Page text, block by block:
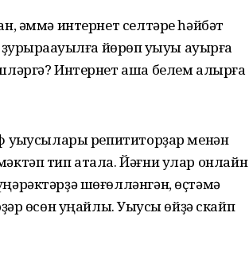
әммә интернет селтәре һәйбәт
йөрөп уҡыуы ауырға
Интернет аша белем алыр­ға
уҡыусылары репититорҙар менән
тип атала. Йәғни улар онлайн
шөғөлләнгән, өҫтәмә
өсөн уңайлы. Уҡыусы өйҙә скайп